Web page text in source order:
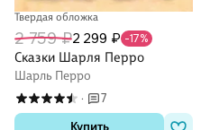
Твердая обложка
2 759 ₽2 299 ₽ -17%
Сказки Шарля Перро
Шарль Перро
·
7